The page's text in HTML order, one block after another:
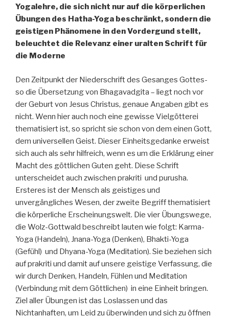
Yogalehre, die sich nicht nur auf die körperlichen
Übungen des Hatha-Yoga beschränkt, sondern die
geistigen Phänomene in den Vordergund stellt,
beleuchtet die Relevanz einer uralten Schrift für
die Moderne
Den Zeitpunkt der Niederschrift des Gesanges Gottes-
so die Übersetzung von Bhagavadgita – liegt noch vor
der Geburt von Jesus Christus, genaue Angaben gibt es
nicht. Wenn hier auch noch eine gewisse Vielgötterei
thematisiert ist, so spricht sie schon von dem einen Gott,
dem universellen Geist. Dieser Einheitsgedanke erweist
sich auch als sehr hilfreich, wenn es um die Erklärung einer
Macht des göttlichen Guten geht. Diese Schrift
unterscheidet auch zwischen prakriti und purusha.
Ersteres ist der Mensch als geistiges und
unvergängliches Wesen, der zweite Begriff thematisiert
die körperliche Erscheinungswelt. Die vier Übungswege,
die Wolz-Gottwald beschreibt lauten wie folgt: Karma-
Yoga (Handeln), Jnana-Yoga (Denken), Bhakti-Yoga
(Gefühl) und Dhyana-Yoga (Meditation). Sie beziehen sich
auf prakriti und damit auf unsere geistige Verfassung, die
wir durch Denken, Handeln, Fühlen und Meditation
(Verbindung mit dem Göttlichen) in eine Einheit bringen.
Ziel aller Übungen ist das Loslassen und das
Nichtanhaften, um Leid zu überwinden und sich zu öffnen